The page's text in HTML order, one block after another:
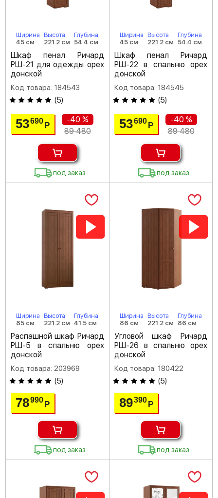
Ширина
45 см
Высота
221.2 см
Глубина
54.4 см
Шкаф пенал Ричард
РШ-21 для одежды орех
донской
Код товара: 184543
(5)
53690Р
-40 %
89 480
под заказ
Ширина
45 см
Высота
221.2 см
Глубина
54.4 см
Шкаф пенал Ричард
РШ-22 в спальню орех
донской
Код товара: 184545
(5)
53690 Р
-40 %
89 480
под заказ
Ширина
85 см
Высота
221.2 см
Глубина
41.5 см
Распашной шкаф Ричард
РШ-5 в спальню орех
донской
Код товара: 203969
(5)
78990Р
под заказ
Ширина
86 см
Высота
221.2 см
Глубина
86 см
Угловой шкаф Ричард
РШ-26 в спальню орех
донской
Код товара: 180422
(5)
89390 Р
под заказ